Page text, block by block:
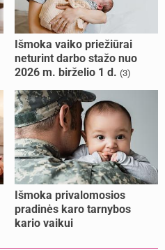
Išmoka vaiko priežiūrai
neturint darbo stažo nuo
2026 m. birželio 1 d. (3)
Išmoka privalomosios
pradinės karo tarnybos
kario vaikui